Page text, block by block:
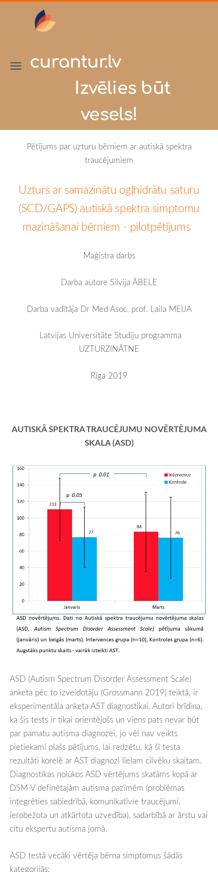
curantur.lv
Izvēlies būt
vesels!
Pētījums par uzturu bērniem ar autiskā spektra
traucējumiem
Uzturs ar samazinātu ogļhidrātu saturu
(SCD/GAPS) autiskā spektra simptomu
mazināšanai bērniem - pilotpētījums
Maģistra darbs
Darba autore Silvija ĀBELE
Darba vadītāja Dr Med Asoc. prof. Laila MEIJA
Latvijas Universitāte Studiju programma
UZTURZINĀTNE
Rīga 2019
AUTISKĀ SPEKTRA TRAUCĒJUMU NOVĒRTĒJUMA
SKALA (ASD)
ASD (Autism Spectrum Disorder Assessment Scale)
anketa pēc to izveidotāju (Grossmann 2019) teiktā, ir
eksperimentāla anketa AST diagnostikai. Autori brīdina,
ka šis tests ir tikai orientējošs un viens pats nevar būt
par pamatu autisma diagnozei, jo vēl nav veikts
pietiekami plašs pētījums, lai redzētu, kā šī testa
rezultāti korelē ar AST diagnozi lielam cilvēku skaitam.
Diagnostikas nolūkos ASD vērtējums skatāms kopā ar
DSM-V definētajām autisma pazīmēm (problēmas
integrēties sabiedrībā, komunikatīvie traucējumi,
ierobežota un atkārtota uzvedība), sadarbībā ar ārstu vai
citu ekspertu autisma jomā.
ASD testā vecāki vērtēja bērna simptomus šādās
kategorijās: